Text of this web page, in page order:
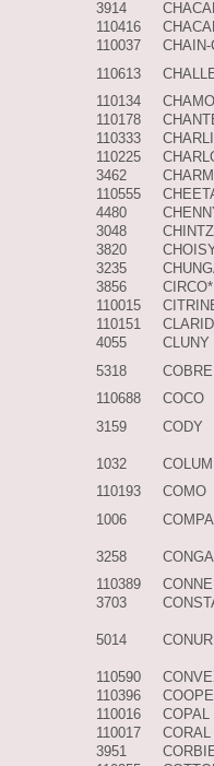
3914
110416
110037
110613
110134
110178
110333
110225
3462
110555
4480
3048
CHINTZ
3820
3235
3856
CIRCO*
110015
110151
4055
CLUNY
5318
COBRE
110688
COCO
3159
CODY
1032
110193
COMO
1006
3258
110389
3703
5014
110590
110396
110016
COPAL
110017
3951